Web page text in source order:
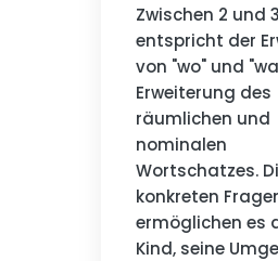
Zwischen 2 und
entspricht der
von "wo" und
Erweiterung des
räumlichen und
nominalen
Wortschatzes.
konkreten
ermöglichen es
Kind, seine